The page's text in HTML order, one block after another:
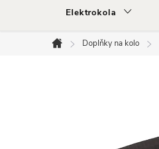
Elektrokola
Domů
Doplňky na kolo